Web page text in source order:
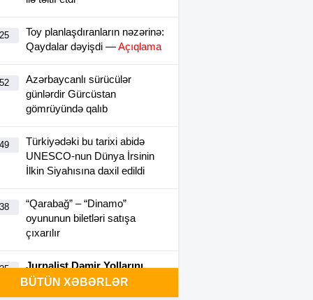
Toy planlaşdıranların nəzərinə:
Qaydalar dəyişdi —Açıqlama
Azərbaycanlı sürücülər
günlərdir Gürcüstan
gömrüyündə qalıb
Türkiyədəki bu tarixi abidə
UNESCO-nun Dünya İrsinin
İlkin Siyahısına daxil edildi
“Qarabağ” – “Dinamo”
oyununun biletləri satışa
çıxarılır
Jurnalist Dəmir Yollarını
“yıxıb-sürüdü” – Xəcalət
çəkirsiniz?
BÜTÜN XƏBƏRLƏR